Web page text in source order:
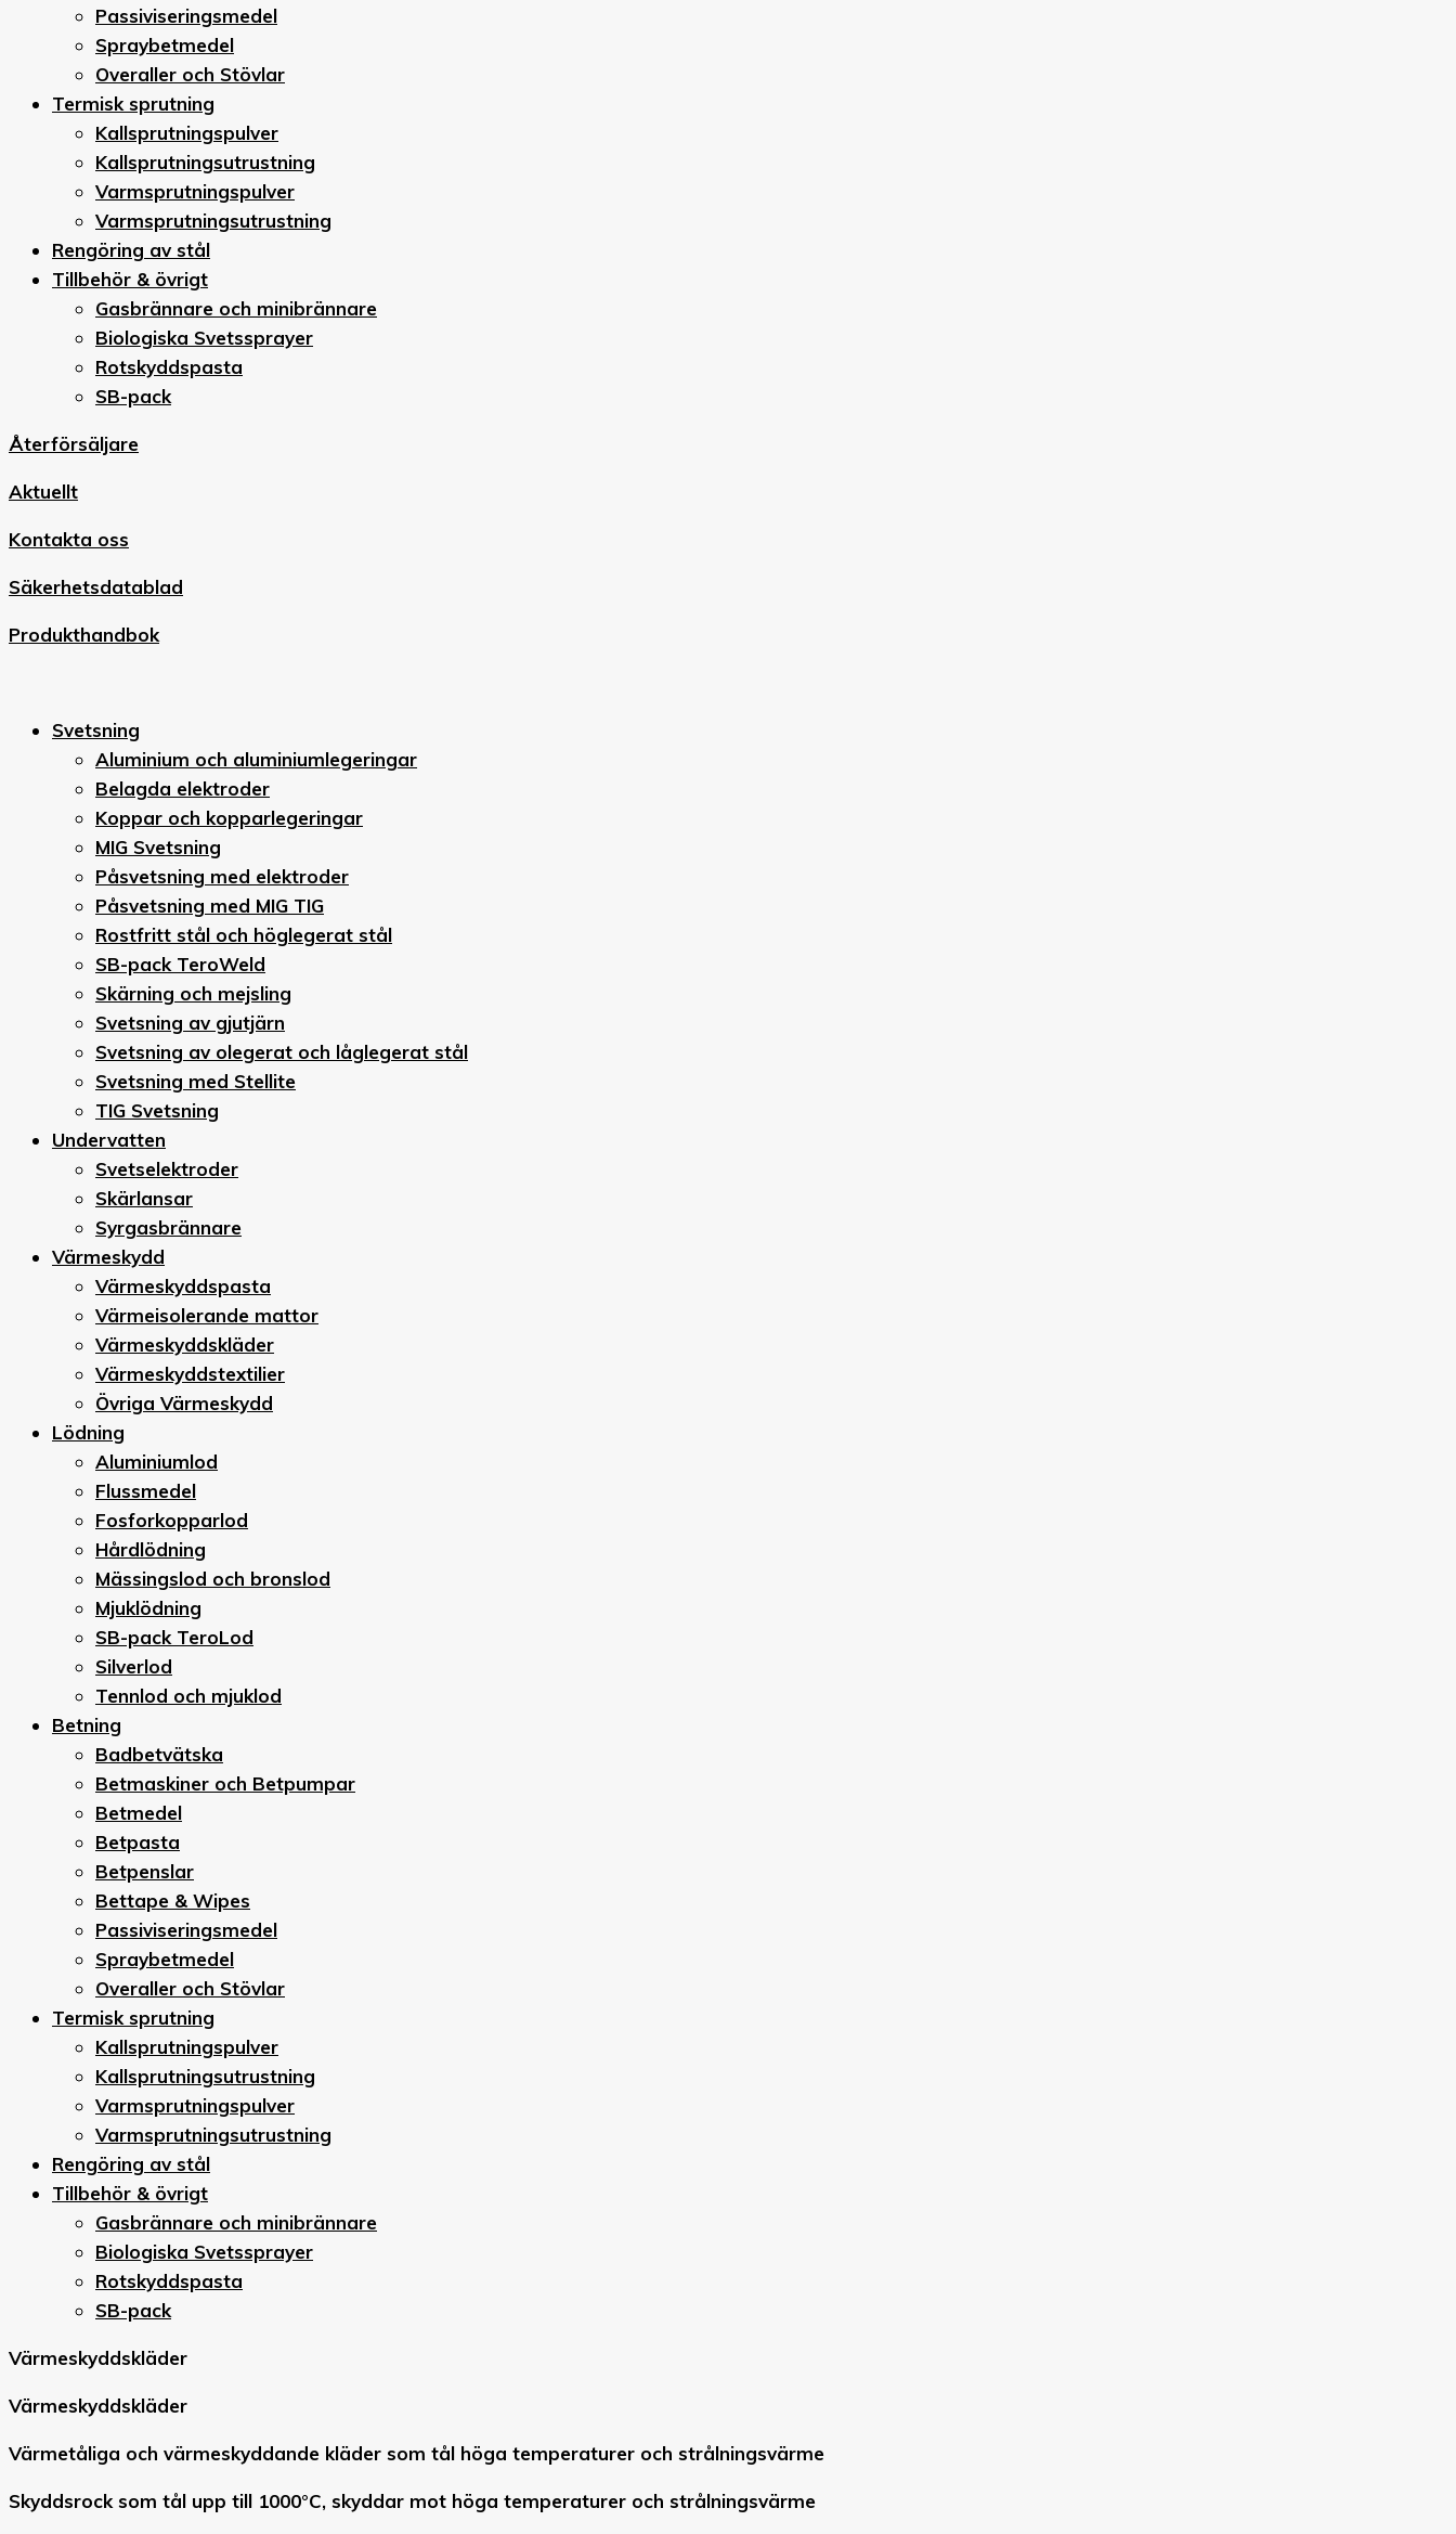
Passiviseringsmedel
Spraybetmedel
Overaller och Stövlar
Termisk sprutning
Kallsprutningspulver
Kallsprutningsutrustning
Varmsprutningspulver
Varmsprutningsutrustning
Rengöring av stål
Tillbehör & övrigt
Gasbrännare och minibrännare
Biologiska Svetssprayer
Rotskyddspasta
SB-pack
Återförsäljare
Aktuellt
Kontakta oss
Säkerhetsdatablad
Produkthandbok
Svetsning
Aluminium och aluminiumlegeringar
Belagda elektroder
Koppar och kopparlegeringar
MIG Svetsning
Påsvetsning med elektroder
Påsvetsning med MIG TIG
Rostfritt stål och höglegerat stål
SB-pack TeroWeld
Skärning och mejsling
Svetsning av gjutjärn
Svetsning av olegerat och låglegerat stål
Svetsning med Stellite
TIG Svetsning
Undervatten
Svetselektroder
Skärlansar
Syrgasbrännare
Värmeskydd
Värmeskyddspasta
Värmeisolerande mattor
Värmeskyddskläder
Värmeskyddstextilier
Övriga Värmeskydd
Lödning
Aluminiumlod
Flussmedel
Fosforkopparlod
Hårdlödning
Mässingslod och bronslod
Mjuklödning
SB-pack TeroLod
Silverlod
Tennlod och mjuklod
Betning
Badbetvätska
Betmaskiner och Betpumpar
Betmedel
Betpasta
Betpenslar
Bettape & Wipes
Passiviseringsmedel
Spraybetmedel
Overaller och Stövlar
Termisk sprutning
Kallsprutningspulver
Kallsprutningsutrustning
Varmsprutningspulver
Varmsprutningsutrustning
Rengöring av stål
Tillbehör & övrigt
Gasbrännare och minibrännare
Biologiska Svetssprayer
Rotskyddspasta
SB-pack
Värmeskyddskläder
Värmeskyddskläder
Värmetåliga och värmeskyddande kläder som tål höga temperaturer och strålningsvärme
Skyddsrock som tål upp till 1000°C, skyddar mot höga temperaturer och strålningsvärme